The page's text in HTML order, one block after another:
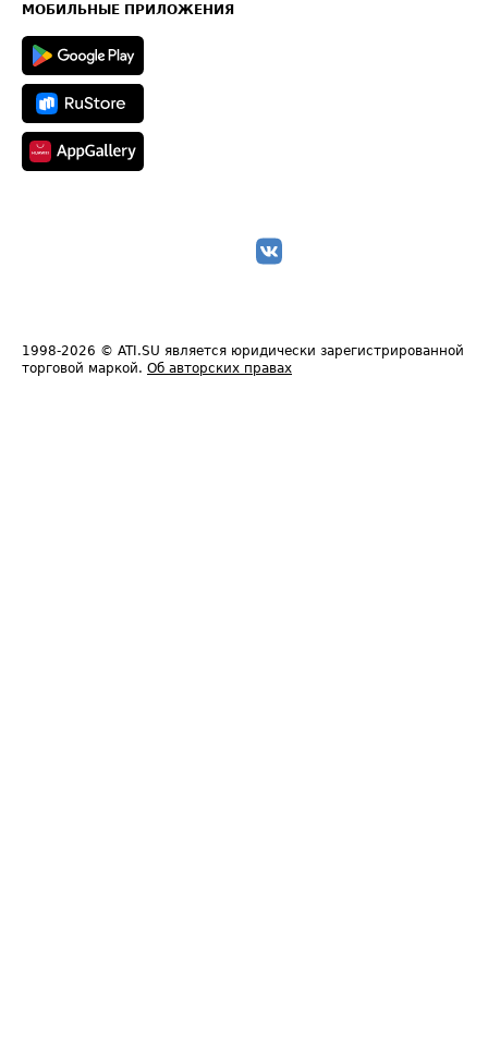
Техническая информация
МОБИЛЬНЫЕ ПРИЛОЖЕНИЯ
1998-2026 © ATI.SU является юридически зарегистрированной
торговой маркой. Об авторских правах